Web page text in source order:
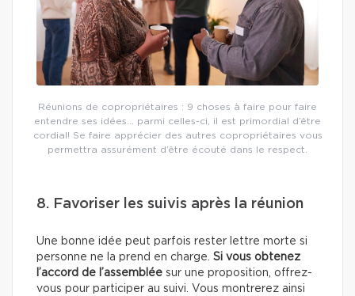
Réunions de copropriétaires : 9 choses à faire pour faire
entendre ses idées… parmi celles-ci, il est primordial d’être
cordial! Se faire apprécier des autres copropriétaires vous
permettra assurément d’être écouté dans le respect.
8. Favoriser les suivis après la réunion
Une bonne idée peut parfois rester lettre morte si
personne ne la prend en charge. Si vous obtenez
l’accord de l’assemblée sur une proposition, offrez-
vous pour participer au suivi. Vous montrerez ainsi